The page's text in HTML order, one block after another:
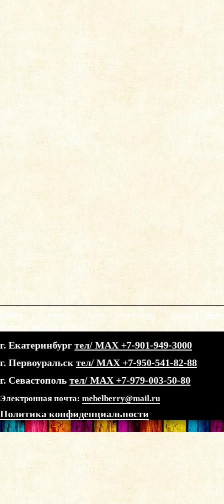
Главная О компании Акции Как купить? Отзывы :
MEBEL BERRY © 2026
г. Екатеринбург тел/ МАХ +7-901-949-3000
г. Первоуральск тел/ МАХ +7-950-541-82-88
г. Севастополь тел/ МАХ +7-979-003-50-80
Электронная почта: mebelberry@mail.ru
Политика конфиденциальности